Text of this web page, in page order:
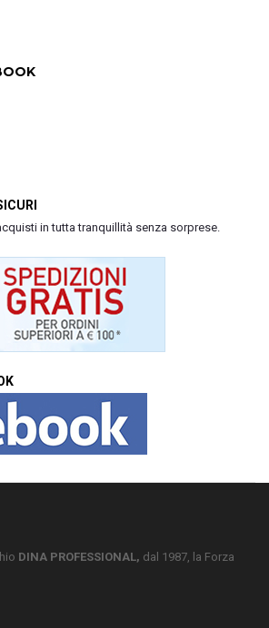
in tutta tranquillità senza sorprese.
DINA PROFESSIONAL, dal 1987, la Forza